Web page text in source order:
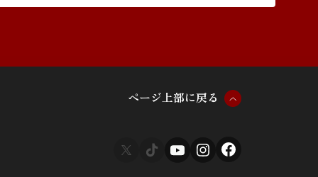
ページ上部に戻る